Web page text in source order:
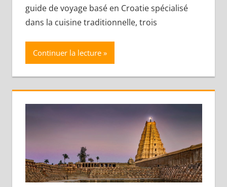
guide de voyage basé en Croatie spécialisé
dans la cuisine traditionnelle, trois
Continuer la lecture